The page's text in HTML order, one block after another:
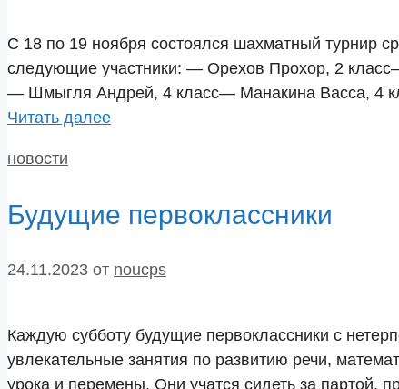
С 18 по 19 ноября состоялся шахматный турнир
следующие участники: — Орехов Прохор, 2
— Шмыгля Андрей, 4 класс— Манакина Васса, 4
Читать далее
Рубрики
новости
Будущие первоклассники
24.11.2023 от noucps
Каждую субботу будущие первоклассники с
увлекательные занятия по развитию речи,
урока и перемены. Они учатся сидеть за партой,